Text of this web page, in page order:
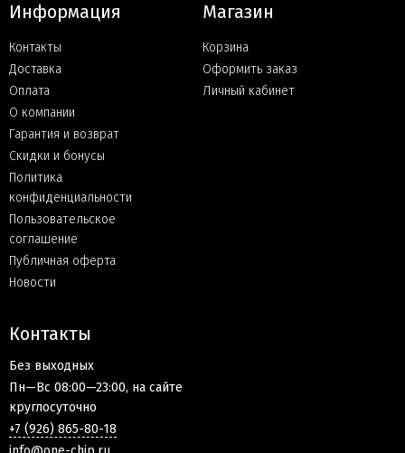
Информация
Контакты
Доставка
Оплата
О компании
Гарантия и возврат
Скидки и бонусы
Политика
конфиденциальности
Пользовательское
соглашение
Публичная оферта
Новости
Магазин
Корзина
Оформить заказ
Личный кабинет
Контакты
Без выходных
Пн—Вс 08:00—23:00, на сайте
круглосуточно
+7 (926) 865-80-18